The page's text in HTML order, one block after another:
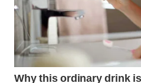
BEKASI
WN
BOGOR